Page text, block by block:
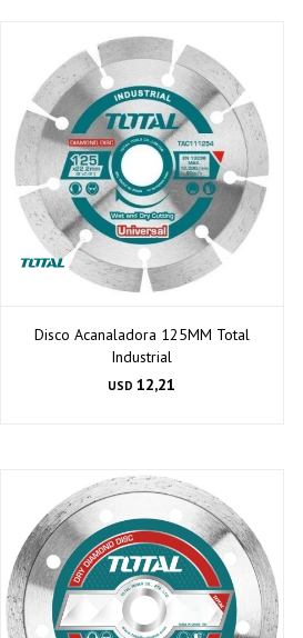
Disco Acanaladora 125MM Total
Industrial
USD 12,21